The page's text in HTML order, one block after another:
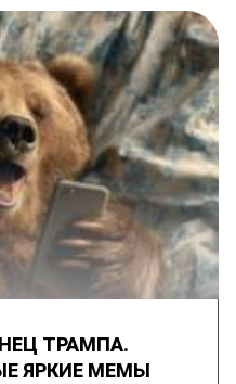
ТРАМПА.
ЯРКИЕ МЕМЫ